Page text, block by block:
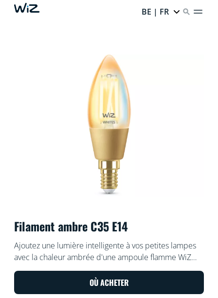
BE | FR
Filament ambre C35 E14
Ajoutez une lumière intelligente à vos petites lampes
avec la chaleur ambrée d'une ampoule flamme WiZ
blanche intelligente à filament, de style vintage et
réglable, avec une base E14. Utilisez l'application WiZ
ou votre voix pour varier l'intensité lumineuse ou
OÙ ACHETER